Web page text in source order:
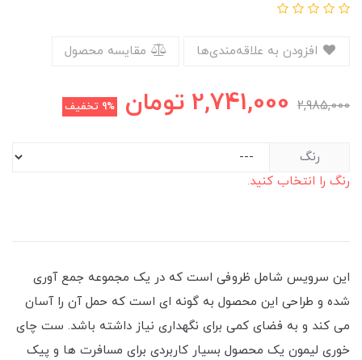
مقایسه محصول
2,985,000
2,741,000 تومان 9% تخفیف
رنگ
رنگ را انتخاب کنید.
این سرویس شامل ظروفی است که در یک مجموعه جمع آوری
شده و طراحی این محصول به گونه ای است که حمل آن را آسان
می کند و به فضای کمی برای نگهداری نیاز داشته باشد. ست چای
خوری لیمون یک محصول بسیار کاربردی برای مسافرت ها و پیک